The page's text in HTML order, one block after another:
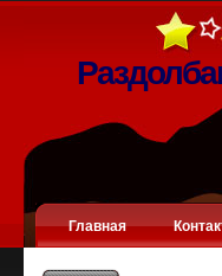
Главная